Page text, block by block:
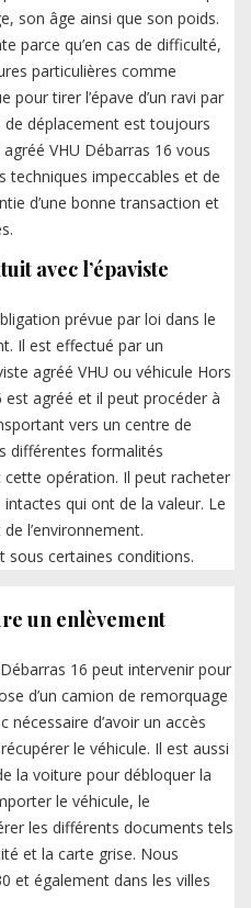
son âge ainsi que son poids.
parce qu’en cas de difficulté,
particulières comme
pour tirer l’épave d’un ravi par
déplacement est toujours
VHU Débarras 16 vous
techniques impeccables et de
d’une bonne transaction et
avec l’épaviste
prévue par loi dans le
Il est effectué par un
agréé VHU ou véhicule Hors
est agréé et il peut procéder à
vers un centre de
différentes formalités
opération. Il peut racheter
intactes qui ont de la valeur. Le
l’environnement.
sous certaines conditions.
un enlèvement
16 peut intervenir pour
d’un camion de remorquage
nécessaire d’avoir un accès
le véhicule. Il est aussi
la voiture pour débloquer la
le véhicule, le
les différents documents tels
et la carte grise. Nous
et également dans les villes